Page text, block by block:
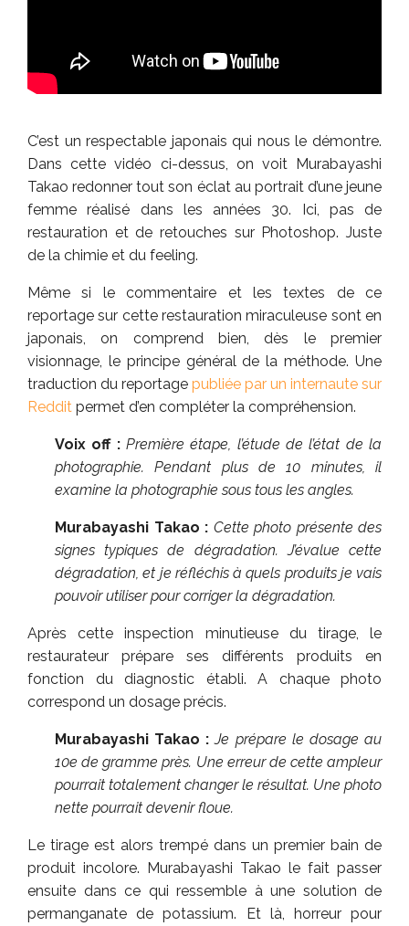
C’est un respectable japonais qui nous le démontre.
Dans cette vidéo ci-dessus, on voit Murabayashi
Takao redonner tout son éclat au portrait d’une jeune
femme réalisé dans les années 30. Ici, pas de
restauration et de retouches sur Photoshop. Juste
de la chimie et du feeling.
Même si le commentaire et les textes de ce
reportage sur cette restauration miraculeuse sont en
japonais, on comprend bien, dès le premier
visionnage, le principe général de la méthode. Une
traduction du reportage publiée par un internaute sur
Reddit permet d’en compléter la compréhension.
Voix off : Première étape, l’étude de l’état de la
photographie. Pendant plus de 10 minutes, il
examine la photographie sous tous les angles.
Murabayashi Takao : Cette photo présente des
signes typiques de dégradation. J’évalue cette
dégradation, et je réfléchis à quels produits je vais
pouvoir utiliser pour corriger la dégradation.
Après cette inspection minutieuse du tirage, le
restaurateur prépare ses différents produits en
fonction du diagnostic établi. A chaque photo
correspond un dosage précis.
Murabayashi Takao : Je prépare le dosage au
10e de gramme près. Une erreur de cette ampleur
pourrait totalement changer le résultat. Une photo
nette pourrait devenir floue.
Le tirage est alors trempé dans un premier bain de
produit incolore. Murabayashi Takao le fait passer
ensuite dans ce qui ressemble à une solution de
permanganate de potassium. Et là, horreur pour